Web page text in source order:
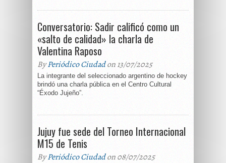
Conversatorio: Sadir calificó como un
«salto de calidad» la charla de
Valentina Raposo
ByPeriódico Ciudadon 13/07/2025
La integrante del seleccionado argentino de hockey
brindó una charla pública en el Centro Cultural
“Éxodo Jujeño”.
Jujuy fue sede del Torneo Internacional
M15 de Tenis
ByPeriódico Ciudadon 08/07/2025